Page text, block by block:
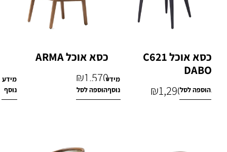
כסא אוכל C621
DABO
₪1,700
₪1,290הוספה לסל
מידע
נוסף
כסא אוכל ARMA
₪1,570
הוספה לסל
מידע
נוסף